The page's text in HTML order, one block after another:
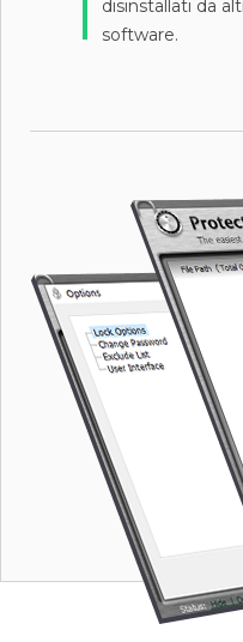
disinstallati da
software.